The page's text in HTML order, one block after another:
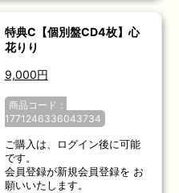
特典C【個別盤CD4枚】心
花りり
9,000円
商品コード：
1771246336043734
ご購入は、ログイン後に可能
です。
会員登録が新規会員登録を お
願いいたします。